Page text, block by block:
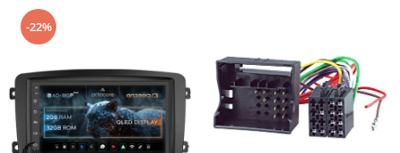
Camere Audi
Camere BMW
Camere Ford
-22%